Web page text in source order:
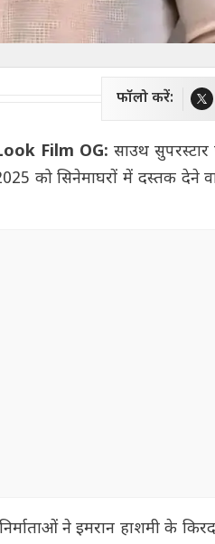
फॉलो करें:
Film OG:साउथ
को सिनेमाघरों में दस्तक देने
ने इमरान हाशमी के